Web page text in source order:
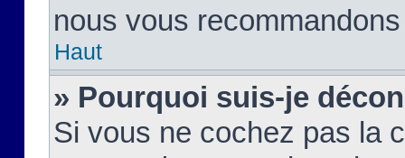
nous vous
Haut
» Pourquoi suis-je
Si vous ne cochez pas la